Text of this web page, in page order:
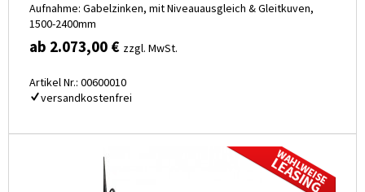
Aufnahme: Gabelzinken, mit Niveauausgleich & Gleitkuven,
1500-2400mm
ab 2.073,00 € zzgl. MwSt.
Artikel Nr.: 00600010
versandkostenfrei